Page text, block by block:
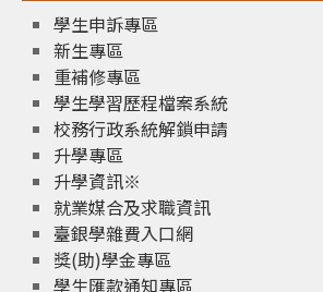
學生申訴專區
新生專區
重補修專區
學生學習歷程檔案系統
校務行政系統解鎖申請
升學專區
升學資訊※
就業媒合及求職資訊
臺銀學雜費入口網
獎(助)學金專區
學生匯款通知專區